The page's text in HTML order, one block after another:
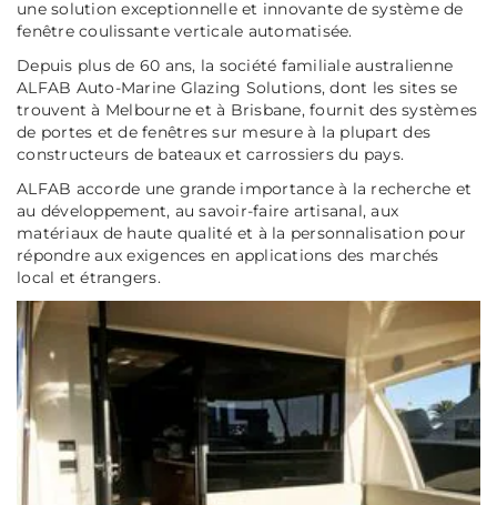
une solution exceptionnelle et innovante de système de
fenêtre coulissante verticale automatisée.
Depuis plus de 60 ans, la société familiale australienne
ALFAB Auto-Marine Glazing Solutions, dont les sites se
trouvent à Melbourne et à Brisbane, fournit des systèmes
de portes et de fenêtres sur mesure à la plupart des
constructeurs de bateaux et carrossiers du pays.
ALFAB accorde une grande importance à la recherche et
au développement, au savoir-faire artisanal, aux
matériaux de haute qualité et à la personnalisation pour
répondre aux exigences en applications des marchés
local et étrangers.